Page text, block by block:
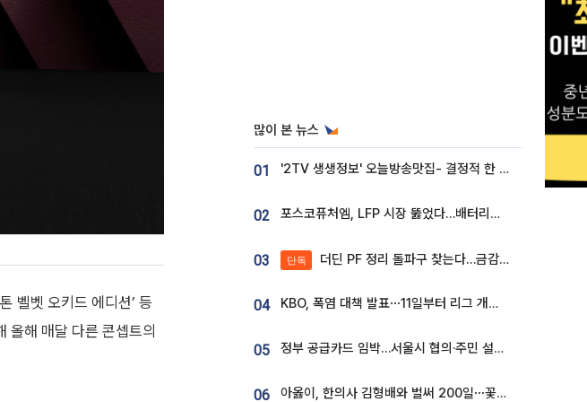
벨벳 오키드 에디션’ 등
해 매달 다른 콘셉트의
많이 본 뉴스
01 '2TV 생생정보' 오늘방송맛집- 결정적 한 수, 3종 메밀면! 메밀 소바 맛집 '의○○○○'
02 포스코퓨처엠, LFP 시장 뚫었다…배터리사와 대규모 장기 공급 합의
03 단독 더딘 PF 정리 돌파구 찾는다…금감원, 1년 반 만에 매각설명회 재개
04 KBO, 폭염 대책 발표⋯11일부터 리그 개시ㆍ경기 오후 7시 시작
05 정부 공급카드 임박…서울시 협의·주민 설득이 성패 가른다 [부동산 해법 전쟁]
06 아옳이, 한의사 김형배와 벌써 200일⋯꽃다발 들고 "프러포즈 아냐"